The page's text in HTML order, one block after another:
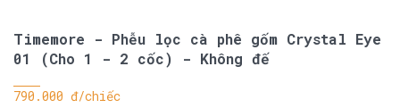
Timemore - Phễu lọc cà phê gốm Crystal Eye
01 (Cho 1 - 2 cốc) - Không đế
790.000 đ/chiếc